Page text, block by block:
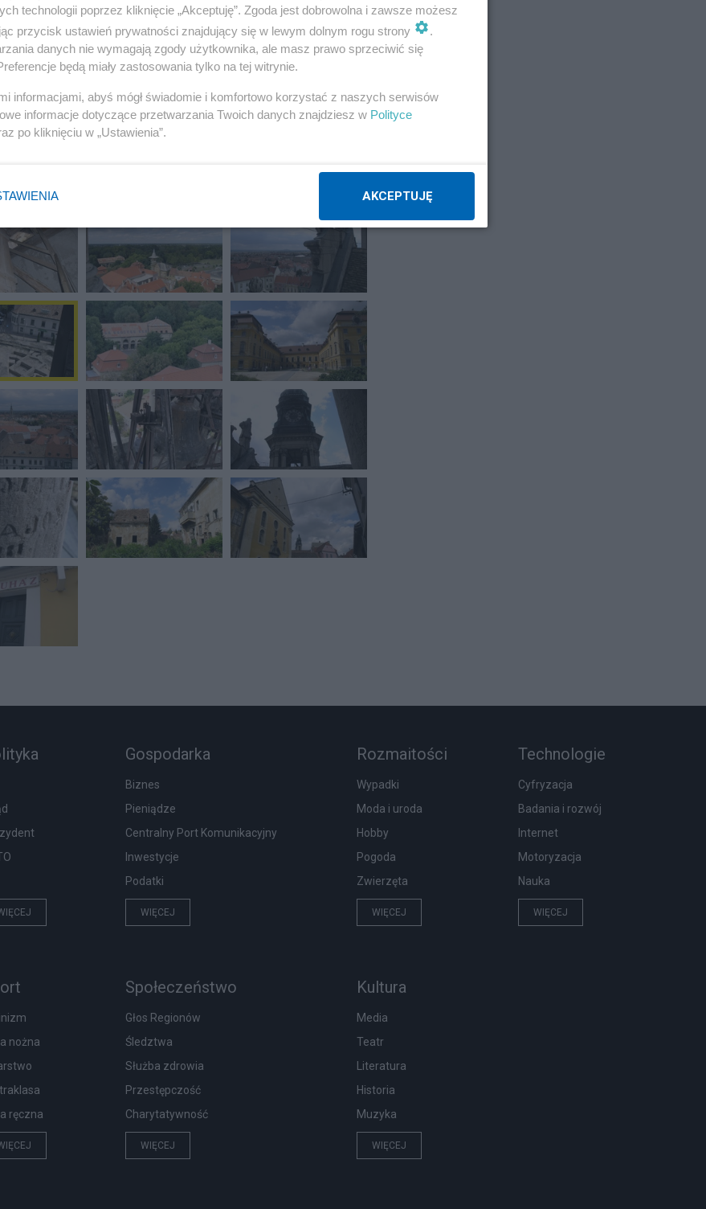
POPRZEDNIE 13 z 28 NASTĘPNE
Gospodarka
Biznes
Pieniądze
Centralny Port Komunikacyjny
Inwestycje
Podatki
WIĘCEJ
Rozmaitości
Wypadki
Moda i uroda
Hobby
Pogoda
Zwierzęta
WIĘCEJ
Technologie
Cyfryzacja
Badania i rozwój
Internet
Motoryzacja
Nauka
WIĘCEJ
nożna
ręczna
Społeczeństwo
Głos Regionów
Śledztwa
Służba zdrowia
Przestępczość
Charytatywność
WIĘCEJ
Kultura
Media
Teatr
Literatura
Historia
Muzyka
WIĘCEJ
technologii poprzez kliknięcie „Akceptuję”. Zgoda jest dobrowolna i zawsze możesz
przycisk ustawień prywatności znajdujący się w lewym dolnym rogu strony
.
danych nie wymagają zgody użytkownika, ale masz prawo sprzeciwić się
będą miały zastosowania tylko na tej witrynie.
informacjami, abyś mógł świadomie i komfortowo korzystać z naszych serwisów
informacje dotyczące przetwarzania Twoich danych znajdziesz w Polityce
po kliknięciu w „Ustawienia”.
AKCEPTUJĘ